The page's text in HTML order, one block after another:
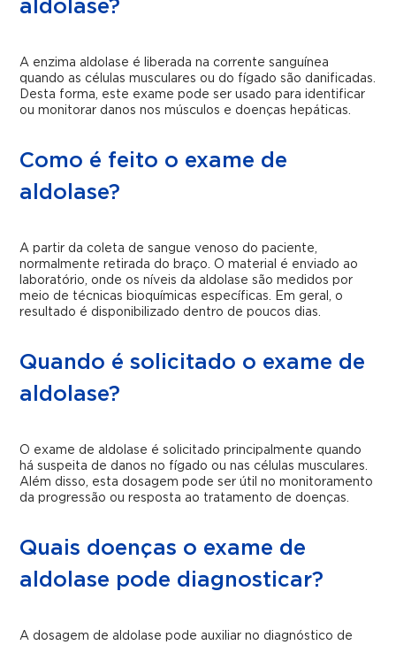
aldolase?
A enzima aldolase é liberada na corrente sanguínea
quando as células musculares ou do fígado são danificadas.
Desta forma, este exame pode ser usado para identificar
ou monitorar danos nos músculos e doenças hepáticas.
Como é feito o exame de
aldolase?
A partir da coleta de sangue venoso do paciente,
normalmente retirada do braço. O material é enviado ao
laboratório, onde os níveis da aldolase são medidos por
meio de técnicas bioquímicas específicas. Em geral, o
resultado é disponibilizado dentro de poucos dias.
Quando é solicitado o exame de
aldolase?
O exame de aldolase é solicitado principalmente quando
há suspeita de danos no fígado ou nas células musculares.
Além disso, esta dosagem pode ser útil no monitoramento
da progressão ou resposta ao tratamento de doenças.
Quais doenças o exame de
aldolase pode diagnosticar?
A dosagem de aldolase pode auxiliar no diagnóstico de